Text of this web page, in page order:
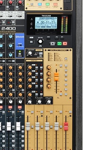
パーカッション
電子ピアノ
その他楽器
エフェクター